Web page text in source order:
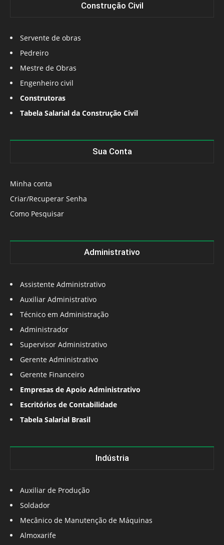
Construção Civil
Servente de obras
Pedreiro
Mestre de Obras
Engenheiro civil
Construtoras
Tabela Salarial da Construção Civil
Sua Conta
Minha conta
Criar/Recuperar Senha
Como Pesquisar
Administrativo
Assistente Administrativo
Auxiliar Administrativo
Técnico em Administração
Administrador
Supervisor Administrativo
Gerente Administrativo
Gerente Financeiro
Empresas de Apoio Administrativo
Escritórios de Contabilidade
Tabela Salarial Brasil
Indústria
Auxiliar de Produção
Soldador
Mecânico de Manutenção de Máquinas
Almoxarife